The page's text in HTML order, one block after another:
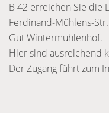
B 42 erreichen Sie die
Ferdinand-Mühlens-
Gut Wintermühlenhof.
Hier sind ausreichend
Der Zugang führt zum